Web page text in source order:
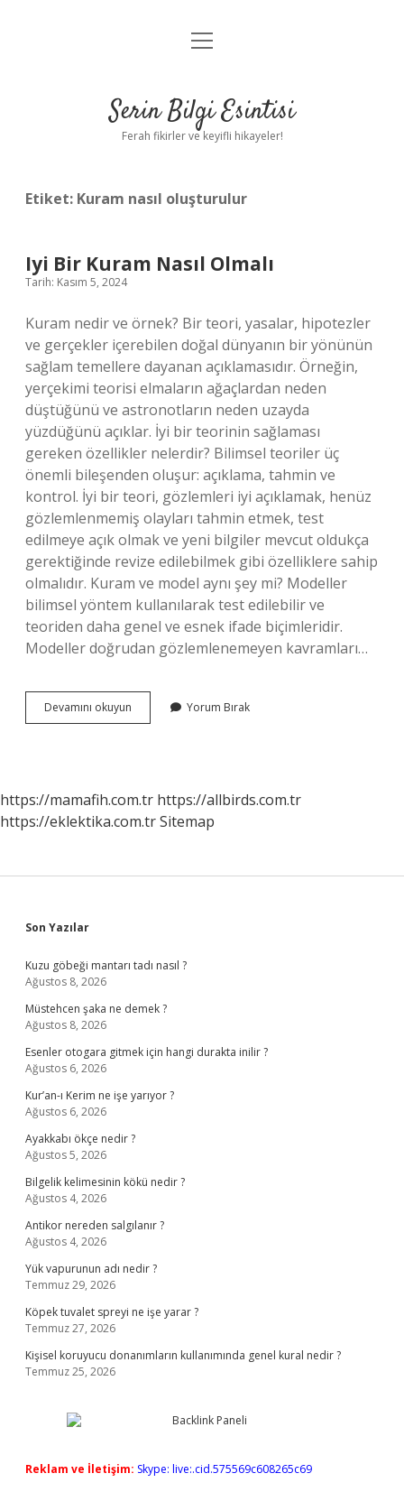
Anasayfa
Yasal Uyarı
menüyü
Serin Bilgi Esintisi
Ferah fikirler ve keyifli hikayeler!
Etiket: Kuram nasıl oluşturulur
Iyi Bir Kuram Nasıl Olmalı
Tarih: Kasım 5, 2024
Kuram nedir ve örnek? Bir teori, yasalar, hipotezler
ve gerçekler içerebilen doğal dünyanın bir yönünün
sağlam temellere dayanan açıklamasıdır. Örneğin,
yerçekimi teorisi elmaların ağaçlardan neden
düştüğünü ve astronotların neden uzayda
yüzdüğünü açıklar. İyi bir teorinin sağlaması
gereken özellikler nelerdir? Bilimsel teoriler üç
önemli bileşenden oluşur: açıklama, tahmin ve
kontrol. İyi bir teori, gözlemleri iyi açıklamak, henüz
gözlemlenmemiş olayları tahmin etmek, test
edilmeye açık olmak ve yeni bilgiler mevcut oldukça
gerektiğinde revize edilebilmek gibi özelliklere sahip
olmalıdır. Kuram ve model aynı şey mi? Modeller
bilimsel yöntem kullanılarak test edilebilir ve
teoriden daha genel ve esnek ifade biçimleridir.
Modeller doğrudan gözlemlenemeyen kavramları…
Devamını okuyun
Bir
Yorum Bırak
https://mamafih.com.tr https://allbirds.com.tr
https://eklektika.com.trSitemap
Sidebar
Son Yazılar
Kuzu göbeği mantarı tadı nasıl ?
Ağustos 8, 2026
Müstehcen şaka ne demek ?
Ağustos 8, 2026
Esenler otogara gitmek için hangi durakta inilir ?
Ağustos 6, 2026
Kur’an-ı Kerim ne işe yarıyor ?
Ağustos 6, 2026
Ayakkabı ökçe nedir ?
Ağustos 5, 2026
Bilgelik kelimesinin kökü nedir ?
Ağustos 4, 2026
Antikor nereden salgılanır ?
Ağustos 4, 2026
Yük vapurunun adı nedir ?
Temmuz 29, 2026
Köpek tuvalet spreyi ne işe yarar ?
Temmuz 27, 2026
Kişisel koruyucu donanımların kullanımında genel kural nedir ?
Temmuz 25, 2026
Reklam ve İletişim: Skype: live:.cid.575569c608265c69